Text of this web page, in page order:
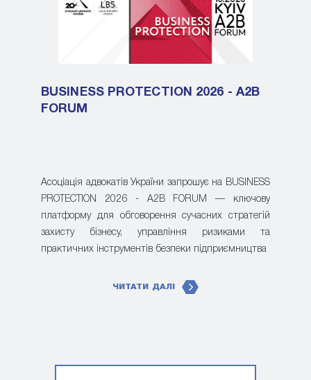
BUSINESS PROTECTION 2026 - A2B
FORUM
Асоціація адвокатів України запрошує на BUSINESS
PROTECTION 2026 - A2B FORUM — ключову
платформу для обговорення сучасних стратегій
захисту бізнесу, управління ризиками та
практичних інструментів безпеки підприємництва
ЧИТАТИ ДАЛІ